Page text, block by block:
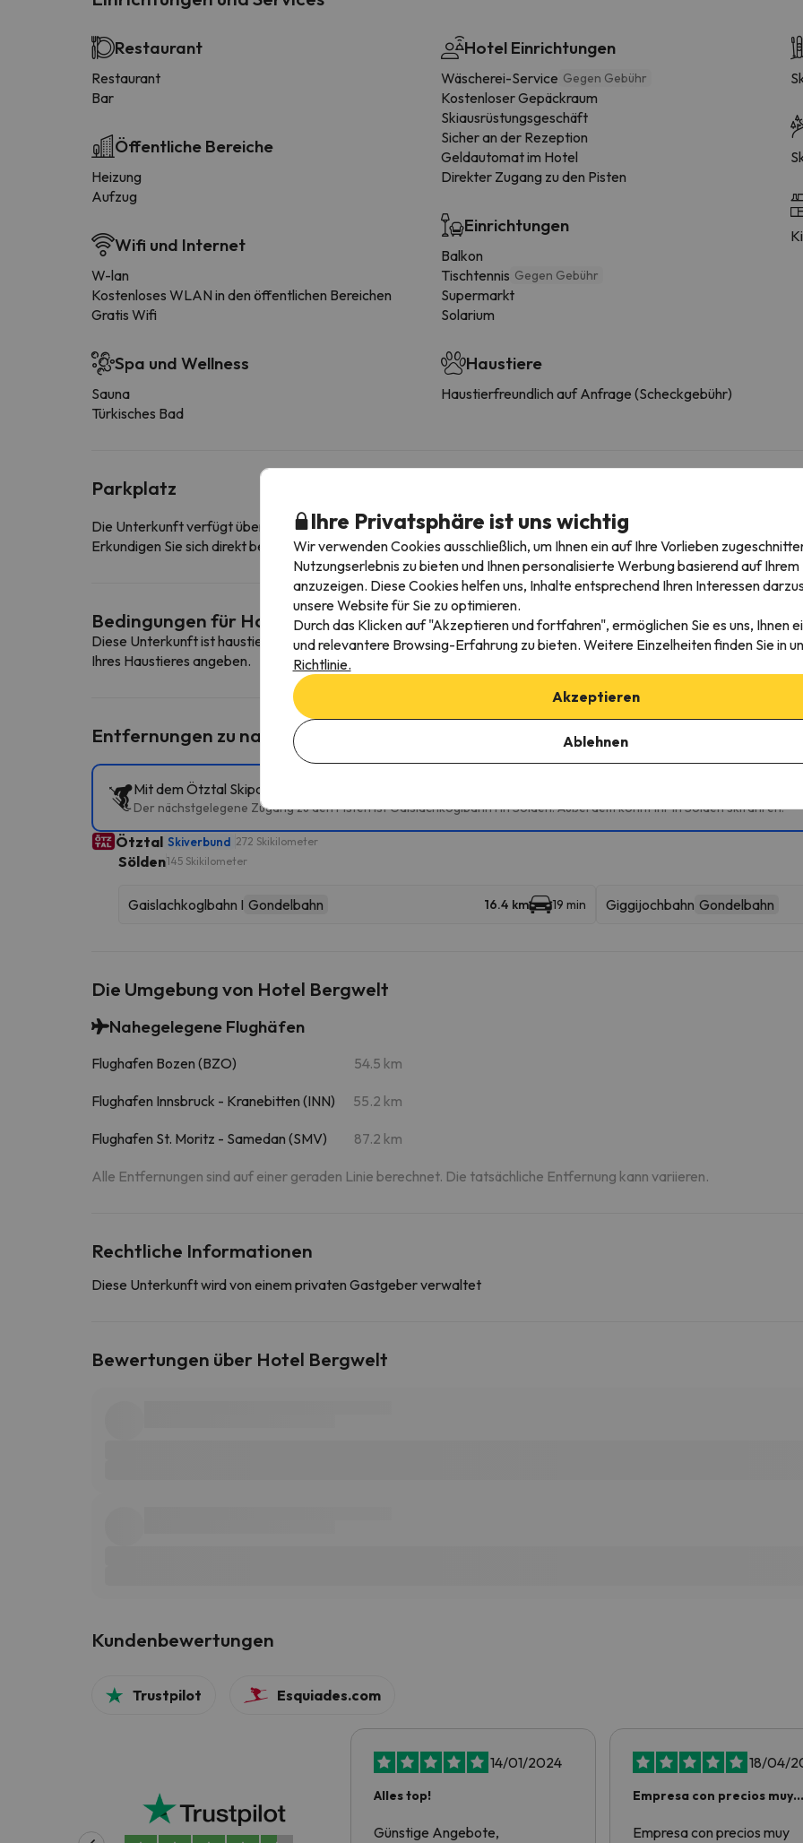
Restaurant
Restaurant
Bar
Öffentliche Bereiche
Heizung
Aufzug
Wifi und Internet
W-lan
Kostenloses WLAN in den öffentlichen Bereichen
Gratis Wifi
Spa und Wellness
Sauna
Türkisches Bad
Hotel Einrichtungen
Wäscherei-Service Gegen Gebühr
Kostenloser Gepäckraum
Skiausrüstungsgeschäft
Sicher an der Rezeption
Geldautomat im Hotel
Direkter Zugang zu den Pisten
Einrichtungen
Balkon
Tischtennis Gegen Gebühr
Supermarkt
Solarium
Haustiere
Haustierfreundlich auf Anfrage (Scheckgebühr)
Parkplatz
Die Unterkunft verfügt über eine kostenfreie Tiefgarage
Erkundigen Sie sich direkt bei der Unterkunft, ob sie die Möglichkeit bietet, den Parkplatz im Voraus zu buchen.
Bedingungen für Haustiere
Diese Unterkunft ist haustierfreundlich. Um die Bedingungen einzusehen, senden Sie uns unbedingt eine Nachricht
Ihres Haustieres angeben.
Entfernungen zu nahe gelegenen Skigebieten
Mit dem Ötztal Skipass könnt ihr mehrere Skigebiete besuchen und 272 Pistenkilometer genießen.
Der nächstgelegene Zugang zu den Pisten ist Gaislachkoglbahn I in Sölden. Außerdem könnt ihr in Sölden skifahren.
Ötztal Skiverbund 272 Skikilometer
Sölden145 Skikilometer
Gaislachkoglbahn I Gondelbahn 16.4 km 19 min Giggijochbahn Gondelbahn
Die Umgebung von Hotel Bergwelt
Nahegelegene Flughäfen
Flughafen Bozen (BZO) 54.5 km
Flughafen Innsbruck - Kranebitten (INN) 55.2 km
Flughafen St. Moritz - Samedan (SMV) 87.2 km
Alle Entfernungen sind auf einer geraden Linie berechnet. Die tatsächliche Entfernung kann variieren.
Rechtliche Informationen
Diese Unterkunft wird von einem privaten Gastgeber verwaltet
Bewertungen über Hotel Bergwelt
Kundenbewertungen
Trustpilot Esquiades.com
14/01/2024
Alles top!
Günstige Angebote,
18/04/
Empresa con precios muy
Empresa con precios muy
Ihre Privatsphäre ist uns wichtig
Wir verwenden Cookies ausschließlich, um Ihnen ein auf Ihre Vorlieben
Nutzungserlebnis zu bieten und Ihnen personalisierte Werbung basierend auf Ihrem
anzuzeigen. Diese Cookies helfen uns, Inhalte entsprechend Ihren Interessen
unsere Website für Sie zu optimieren.
Durch das Klicken auf "Akzeptieren und fortfahren", ermöglichen Sie es uns, Ihnen
und relevantere Browsing-Erfahrung zu bieten. Weitere Einzelheiten finden Sie in
Richtlinie.
Akzeptieren
Ablehnen